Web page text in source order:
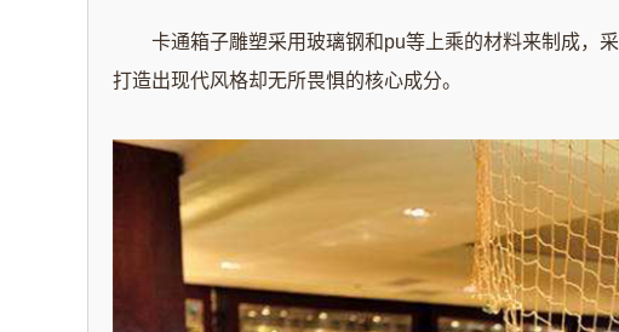
卡通箱子雕塑采用玻璃钢和pu等上乘的材料来制成，采
打造出现代风格却无所畏惧的核心成分。